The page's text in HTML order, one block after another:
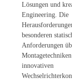
Lösungen und
Engineering. Die
besonderen
Anforderungen
innovativen